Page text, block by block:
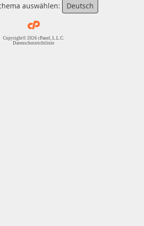
auswählen: Deutsch
Copyright© 2026 cPanel, L.L.C.
Datenschutzrichtlinie